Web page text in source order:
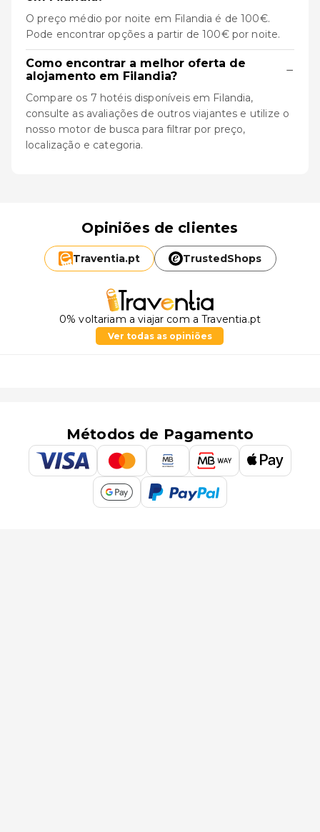
O preço médio por noite em Filandia é de 100€.
Pode encontrar opções a partir de 100€ por noite.
Como encontrar a melhor oferta de
alojamento em Filandia?
−
Compare os 7 hotéis disponíveis em Filandia,
consulte as avaliações de outros viajantes e utilize o
nosso motor de busca para filtrar por preço,
localização e categoria.
Opiniões de clientes
Traventia.pt TrustedShops
0% voltariam a viajar com a Traventia.pt
Ver todas as opiniões
Métodos de Pagamento